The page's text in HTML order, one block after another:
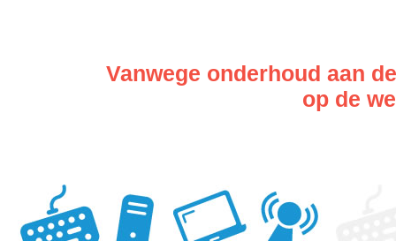
Vanwege onderhoud aan
op de